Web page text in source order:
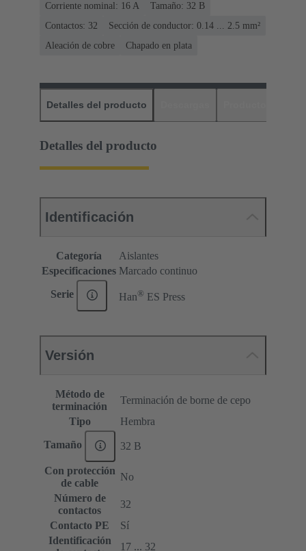
Corriente nominal: ‌16 A
Tamaño: 32 B
Contactos: 32
Sección de conductor: 0.14 ... 2.5 mm²
Aleación de cobre
Chapado en plata
Detalles del producto
Detalles del producto
Identificación
Categoría
Aislantes
Especificaciones Marcado continuo
Serie Han® ES Press
Versión
Método de
terminación
Terminación de borne de cepo
Tipo
Hembra
Tamaño 32 B
Con protección
de cable
No
Número de
contactos
32
Contacto PE
Sí
Identificación
17 ... 32